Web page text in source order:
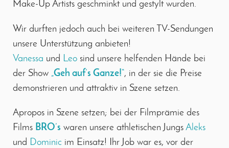
Make-Up Artists geschminkt und gestylt wurden.
Wir durften jedoch auch bei weiteren TV-Sendungen
unsere Unterstützung anbieten!
Vanessa und Leo sind unsere helfenden Hände bei
der Show „Geh auf’s Ganze!“, in der sie die Preise
demonstrieren und attraktiv in Szene setzen.
Apropos in Szene setzen; bei der Filmprämie des
Films BRO’s waren unsere athletischen Jungs Aleks
und Dominic im Einsatz! Ihr Job war es, vor der